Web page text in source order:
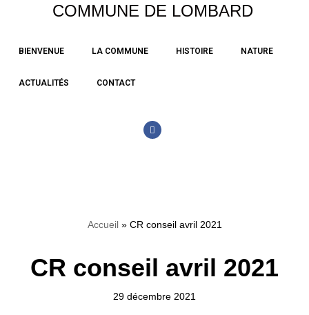
au
COMMUNE DE LOMBARD
BIENVENUE LA COMMUNE HISTOIRE NATURE
ACTUALITÉS CONTACT
Accueil» CR conseil avril 2021
CR conseil avril 2021
29 décembre 2021